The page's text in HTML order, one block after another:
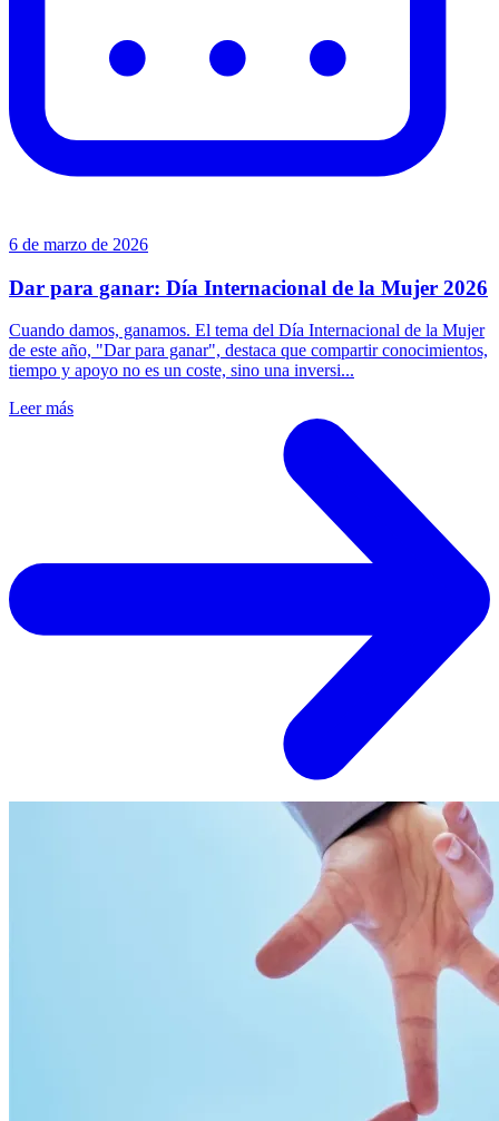
6 de marzo de 2026
Dar para ganar: Día Internacional de la Mujer 2026
Cuando damos, ganamos. El tema del Día Internacional de la Mujer
de este año, "Dar para ganar", destaca que compartir conocimientos,
tiempo y apoyo no es un coste, sino una inversi...
Leer más